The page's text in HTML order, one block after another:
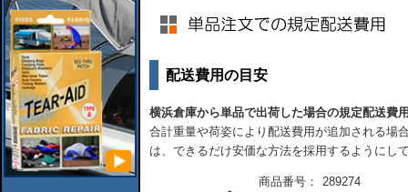
配送費用の目安
横浜倉庫から単品で出荷した場合の規定配送費
合計重量や荷姿により配送費用が追加される場
は、できるだけ安価な方法を採用するようにし
商品番号： 289274